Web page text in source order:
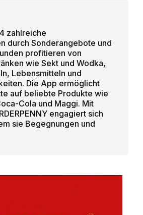
zahlreiche
durch Sonderangebote und
profitieren von
wie Sekt und Wodka,
Lebensmitteln und
Die App ermöglicht
auf beliebte Produkte wie
Cola und Maggi. Mit
engagiert sich
sie Begegnungen und